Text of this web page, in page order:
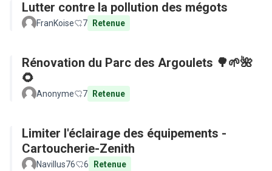
Lutter contre la pollution des mégots
FranKoise 7 Retenue
Rénovation du Parc des Argoulets 🌳🌱🌺
🌻
Anonyme 7 Retenue
Limiter l'éclairage des équipements -
Cartoucherie-Zenith
Navillus76 6 Retenue